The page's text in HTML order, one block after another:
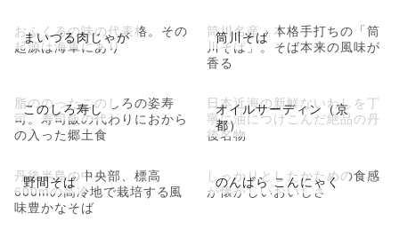
まいづる肉じゃが
おふくろの味の代表格。その
起源は海軍にあり
筒川そば
筒川名産・本格手打ちの「筒
川そば」。そば本来の風味が
香る
このしろ寿し
脂ののったこのしろの姿寿
司。寿司飯の代わりにおから
の入った郷土食
オイルサーディン（京
都）
日本近海の新鮮ないわしを丁
寧に油につけこんだ絶品の丹
後名物
野間そば
丹後半島の中央部、標高
600mの高冷地で栽培する風
味豊かなそば
のんばら こんにゃく
しっかりとしたかための食感
が懐かしいおいしさ